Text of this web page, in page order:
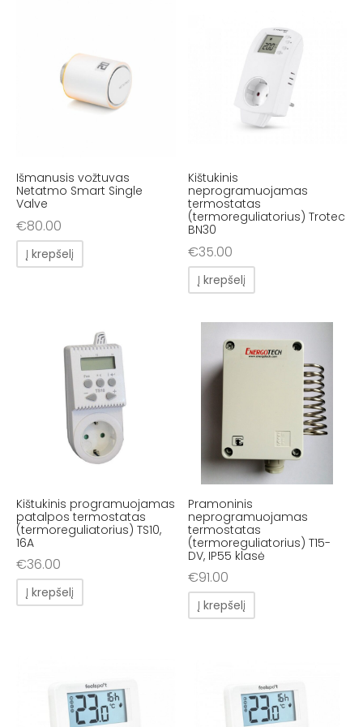
Išmanusis vožtuvas
Netatmo Smart Single
Valve
€80.00
Į krepšelį
Kištukinis
neprogramuojamas
termostatas
(termoreguliatorius) Trotec
BN30
€35.00
Į krepšelį
Kištukinis programuojamas
patalpos termostatas
(termoreguliatorius) TS10,
16A
€36.00
Į krepšelį
Pramoninis
neprogramuojamas
termostatas
(termoreguliatorius) T15-
DV, IP55 klasė
€91.00
Į krepšelį